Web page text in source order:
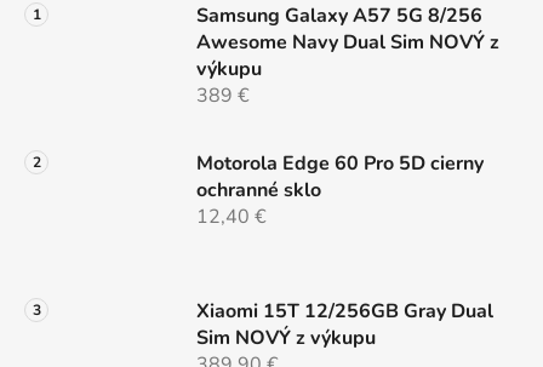
v
k
p
i
s
Samsung Galaxy A57 5G 8/256
Awesome Navy Dual Sim NOVÝ z
výkupu
389 €
Motorola Edge 60 Pro 5D cierny
ochranné sklo
12,40 €
Xiaomi 15T 12/256GB Gray Dual
Sim NOVÝ z výkupu